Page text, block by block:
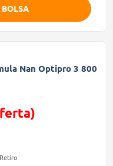
BOLSA
Nan Optipro 3 800
de
Retiro